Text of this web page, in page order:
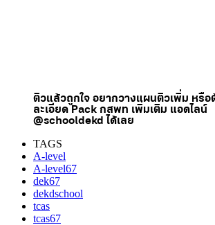
ติวแล้วถูกใจ อยากวางแผนติวเพิ่ม หรือ
ละเอียด Pack กสพท เพิ่มเติม แอดไลน์
@schooldekd ได้เลย
TAGS
A-level
A-level67
dek67
dekdschool
tcas
tcas67